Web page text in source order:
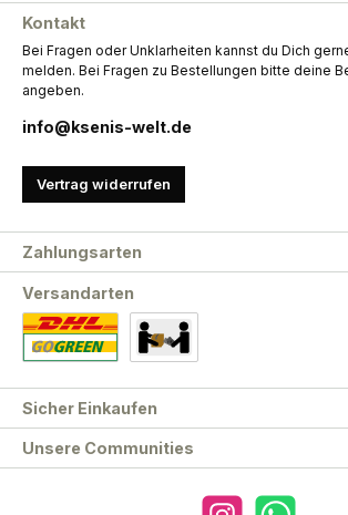
Kontakt
Bei Fragen oder Unklarheiten kannst du Dich
melden. Bei Fragen zu Bestellungen bitte deine
angeben.
info@ksenis-welt.de
Vertrag widerrufen
Unsere Communities
Zahlungsarten
Versandarten
Sicher Einkaufen